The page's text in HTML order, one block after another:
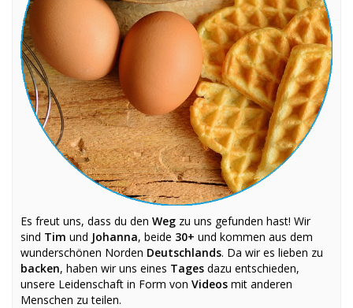
Es freut uns, dass du den Weg zu uns gefunden hast! Wir
sind Tim und Johanna, beide 30+ und kommen aus dem
wunderschönen Norden Deutschlands. Da wir es lieben zu
backen, haben wir uns eines Tages dazu entschieden,
unsere Leidenschaft in Form von Videos mit anderen
Menschen zu teilen.